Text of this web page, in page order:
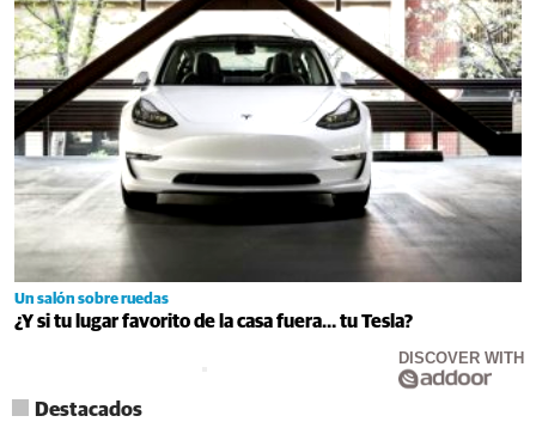
Un salón sobre ruedas
¿Y si tu lugar favorito de la casa fuera… tu Tesla?
DISCOVER WITH
Destacados